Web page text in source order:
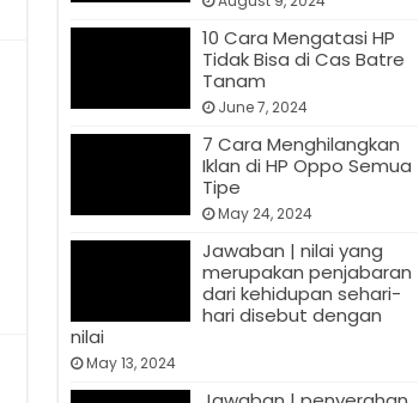
10 Cara Mengatasi HP
Tidak Bisa di Cas Batre
Tanam
June 7, 2024
7 Cara Menghilangkan
Iklan di HP Oppo Semua
Tipe
May 24, 2024
Jawaban | nilai yang
merupakan penjabaran
dari kehidupan sehari-
hari disebut dengan
nilai
May 13, 2024